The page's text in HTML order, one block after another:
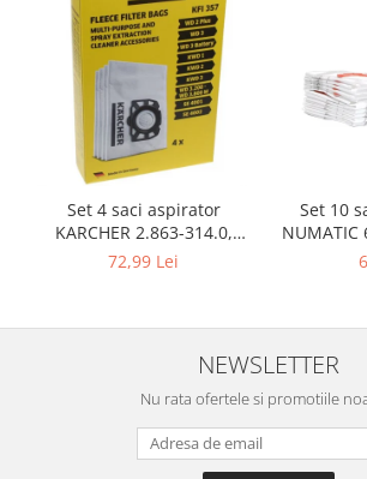
Consumabile sanitare
Cosmetice si produse ingrijire
personala
Igiena dentara
Jucarii, Copii & Bebe
Camera copilului
Hrana bebelusi
Igiena si ingrijire
Jucarii si Jocuri
Petshop
Accesorii animale de companie
Castroane si adapatori animale
Igiena animale de companie
Set 4 saci aspirator
KARCHER 2.863-314.0,
compatibil cu WD, KWD, SE
72,99 Lei
Set 10
NUMATIC
NEWSLETTER
Nu rata ofertele si promotiile